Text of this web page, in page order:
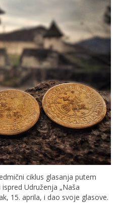
ciklus glasanja putem
Udruženja „Naša
15. aprila, i dao svoje glasove.